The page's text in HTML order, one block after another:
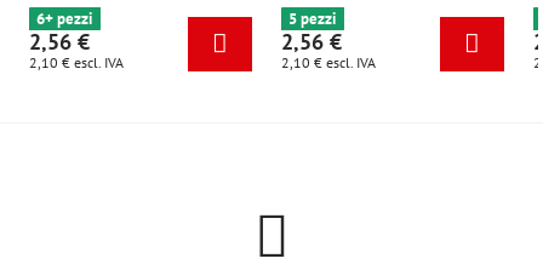
6+ pezzi
2,56 €
2,10 € escl. IVA
5 pezzi
2,56 €
2,10 € escl. IVA